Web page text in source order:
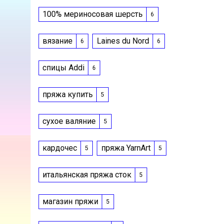
100% мериносовая шерсть 6
вязание 6 Laines du Nord 6
спицы Addi 6
пряжа купить 5
сухое валяние 5
кардочес 5 пряжа YarnArt 5
итальянская пряжа сток 5
магазин пряжи 5